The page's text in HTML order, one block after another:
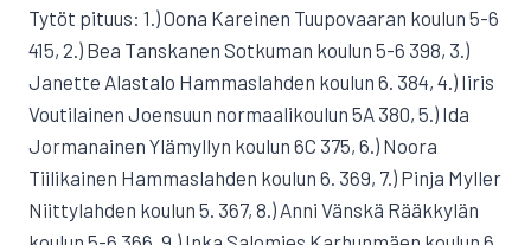
Tytöt pituus: 1.) Oona Kareinen Tuupovaaran koulun 5-6
415, 2.) Bea Tanskanen Sotkuman koulun 5-6 398, 3.)
Janette Alastalo Hammaslahden koulun 6. 384, 4.) Iiris
Voutilainen Joensuun normaalikoulun 5A 380, 5.) Ida
Jormanainen Ylämyllyn koulun 6C 375, 6.) Noora
Tiilikainen Hammaslahden koulun 6. 369, 7.) Pinja Myller
Niittylahden koulun 5. 367, 8.) Anni Vänskä Rääkkylän